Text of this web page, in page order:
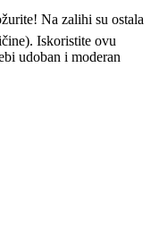
Na zalihi su ostala
Iskoristite ovu
udoban i moderan